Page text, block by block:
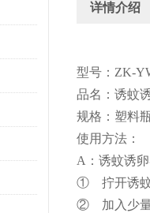
详情介绍
型号：ZK-
品名：诱蚊
规格：塑料
使用方法：
A：诱蚊诱
① 拧开诱
② 加入少